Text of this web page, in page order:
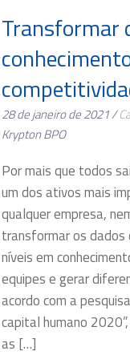
Transformar
28 de janeiro de 2021 /
Krypton BPO
Por mais que todos
um dos ativos mais
qualquer empresa,
transformar os
níveis em
equipes e gerar
acordo com a
capital humano
as […]